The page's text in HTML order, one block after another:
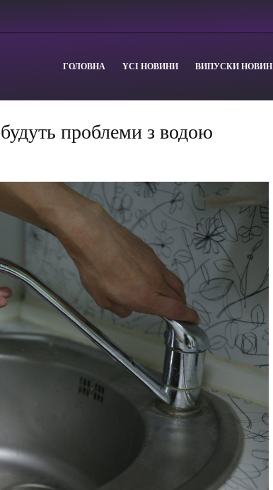
ГОЛОВНА YСІ НОВИНИ ВИПУСКИ НОВИН
проблеми з водою